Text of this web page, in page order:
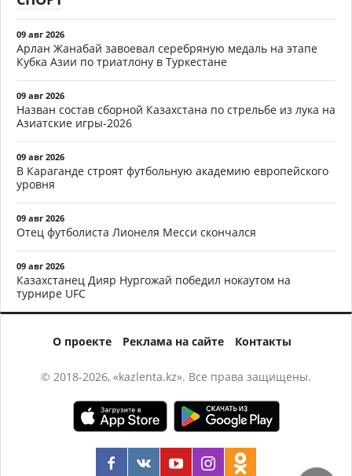
09 авг 2026
Арлан Жанабай завоевал серебряную медаль на этапе
Кубка Азии по триатлону в Туркестане
09 авг 2026
Назван состав сборной Казахстана по стрельбе из лука на
Азиатские игры-2026
09 авг 2026
В Караганде строят футбольную академию европейского
уровня
09 авг 2026
Отец футболиста Лионеля Месси скончался
09 авг 2026
Казахстанец Дияр Нургожай победил нокаутом на
турнире UFC
О проекте Реклама на сайте Контакты
© 2018-2026, «kazlenta.kz». Все права защищены.